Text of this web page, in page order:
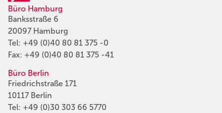
Büro Hamburg
Banksstraße 6
20097 Hamburg
Tel: +49 (0)40 80 81 375 -0
Fax: +49 (0)40 80 81 375 -41
Büro Berlin
Friedrichstraße 171
10117 Berlin
Tel: +49 (0)30 303 66 5770